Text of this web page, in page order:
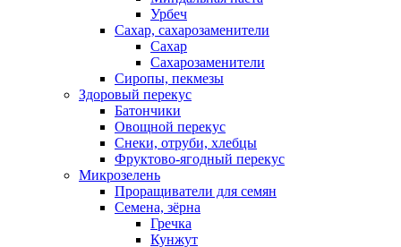
Урбеч
Сахар, сахарозаменители
Сахар
Сахарозаменители
Сиропы, пекмезы
Здоровый перекус
Батончики
Овощной перекус
Снеки, отруби, хлебцы
Фруктово-ягодный перекус
Микрозелень
Проращиватели для семян
Семена, зёрна
Гречка
Кунжут